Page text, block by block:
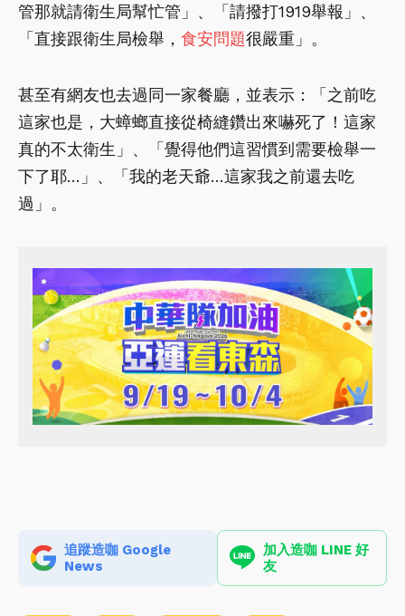
管那就請衛生局幫忙管」、「請撥打1919舉報」、
「直接跟衛生局檢舉， 食安問題很嚴重」。
甚至有網友也去過同一家餐廳，並表示：「之前吃
這家也是，大蟑螂直接從椅縫鑽出來嚇死了！這家
真的不太衛生」、「覺得他們這習慣到需要檢舉一
下了耶…」、「我的老天爺…這家我之前還去吃
過」。
追蹤造咖 Google
News
加入造咖 LINE 好
友